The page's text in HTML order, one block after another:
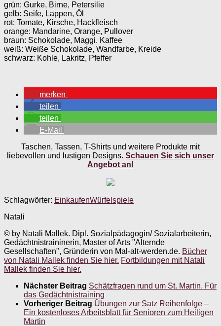
grün: Gurke, Birne, Petersilie
gelb: Seife, Lappen, Öl
rot: Tomate, Kirsche, Hackfleisch
orange: Mandarine, Orange, Pullover
braun: Schokolade, Maggi. Kaffee
weiß: Weiße Schokolade, Wandfarbe, Kreide
schwarz: Kohle, Lakritz, Pfeffer
merken
teilen
teilen
E-Mail
Taschen, Tassen, T-Shirts und weitere Produkte mit
liebevollen und lustigen Designs. Schauen Sie sich unser
Angebot an!
Schlagwörter: EinkaufenWürfelspiele
Natali
© by Natali Mallek. Dipl. Sozialpädagogin/ Sozialarbeiterin,
Gedächtnistraininerin, Master of Arts "Alternde
Gesellschaften", Gründerin von Mal-alt-werden.de. Bücher
von Natali Mallek finden Sie hier. Fortbildungen mit Natali
Mallek finden Sie hier.
Nächster Beitrag Schätzfragen rund um St. Martin. Für
das Gedächtnistraining
Vorheriger Beitrag Übungen zur Satz Reihenfolge –
Ein kostenloses Arbeitsblatt für Senioren zum Heiligen
Martin